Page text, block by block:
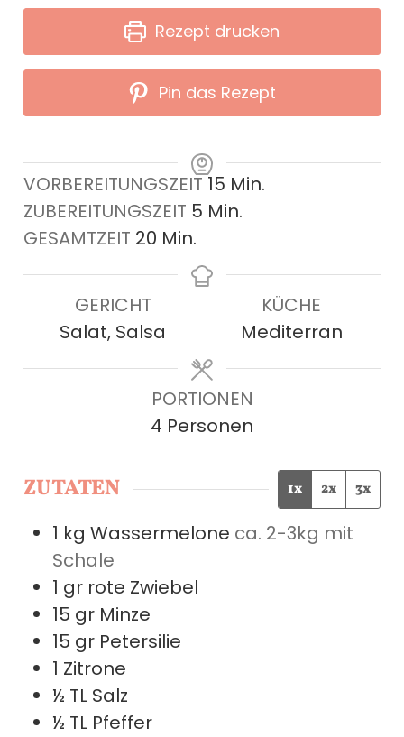
Rezept drucken
Pin das Rezept
VORBEREITUNGSZEIT 15 Minuten
Min.
ZUBEREITUNGSZEIT 5 Minuten
Min.
GESAMTZEIT 20 Minuten
Min.
GERICHT
Salat, Salsa
KÜCHE
Mediterran
PORTIONEN
4 Personen
ZUTATEN 1x 2x 3x
1 kg Wassermelone ca. 2-3kg mit
Schale
1 gr rote Zwiebel
15 gr Minze
15 gr Petersilie
1 Zitrone
½ TL Salz
½ TL Pfeffer